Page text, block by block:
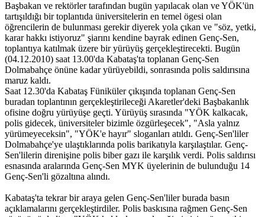
Başbakan ve rektörler tarafından bugün yapılacak olan ve YÖK'ün
tartışıldığı bir toplantıda üniversitelerin en temel ögesi olan
öğrencilerin de bulunması gerekir diyerek yola çıkan ve "söz, yetki,
karar hakkı istiyoruz" şiarını kendine bayrak edinen Genç-Sen,
toplantıya katılmak üzere bir yürüyüş gerçekleştirecekti. Bugün
(04.12.2010) saat 13.00'da Kabataş'ta toplanan Genç-Sen
Dolmabahçe önüne kadar yürüyebildi, sonrasında polis saldırısına
maruz kaldı.
Saat 12.30'da Kabataş Füniküler çıkışında toplanan Genç-Sen
buradan toplantının gerçekleştirileceği Akaretler'deki Başbakanlık
ofisine doğru yürüyüşe geçti. Yürüyüş sırasında "YÖK kalkacak,
polis gidecek, üniversiteler bizimle özgürleşecek", "Asla yalnız
yürümeyeceksin", "YÖK'e hayır" sloganları atıldı. Genç-Sen'liler
Dolmabahçe'ye ulaştıklarında polis barikatıyla karşılaştılar. Genç-
Sen'lilerin direnişine polis biber gazı ile karşılık verdi. Polis saldırısı
esnasında aralarında Genç-Sen MYK üyelerinin de bulunduğu 14
Genç-Sen'li gözaltına alındı.
Kabataş'ta tekrar bir araya gelen Genç-Sen'liler burada basın
açıklamalarını gerçekleştirdiler. Polis baskısına rağmen Genç-Sen